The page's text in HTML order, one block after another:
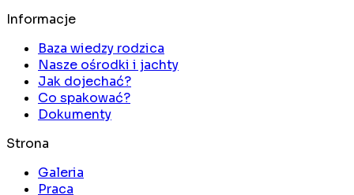
Informacje
Baza wiedzy rodzica
Nasze ośrodki i jachty
Jak dojechać?
Co spakować?
Dokumenty
Strona
Galeria
Praca